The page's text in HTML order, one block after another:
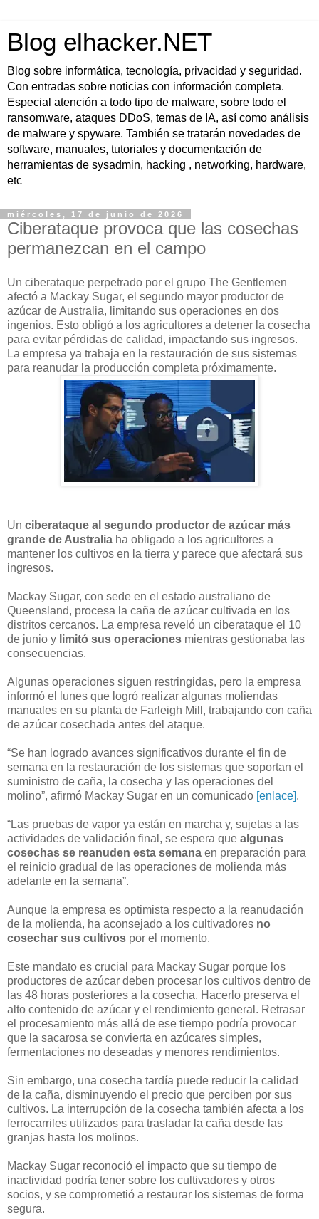
Blog elhacker.NET
Blog sobre informática, tecnología, privacidad y seguridad.
Con entradas sobre noticias con información completa.
Especial atención a todo tipo de malware, sobre todo el
ransomware, ataques DDoS, temas de IA, así como análisis
de malware y spyware. También se tratarán novedades de
software, manuales, tutoriales y documentación de
herramientas de sysadmin, hacking , networking, hardware,
etc
miércoles, 17 de junio de 2026
Ciberataque provoca que las cosechas
permanezcan en el campo
Un ciberataque perpetrado por el grupo The Gentlemen
afectó a Mackay Sugar, el segundo mayor productor de
azúcar de Australia, limitando sus operaciones en dos
ingenios. Esto obligó a los agricultores a detener la cosecha
para evitar pérdidas de calidad, impactando sus ingresos.
La empresa ya trabaja en la restauración de sus sistemas
para reanudar la producción completa próximamente.
Un ciberataque al segundo productor de azúcar más
grande de Australia ha obligado a los agricultores a
mantener los cultivos en la tierra y parece que afectará sus
ingresos.
Mackay Sugar, con sede en el estado australiano de
Queensland, procesa la caña de azúcar cultivada en los
distritos cercanos. La empresa reveló un ciberataque el 10
de junio y limitó sus operaciones mientras gestionaba las
consecuencias.
Algunas operaciones siguen restringidas, pero la empresa
informó el lunes que logró realizar algunas moliendas
manuales en su planta de Farleigh Mill, trabajando con caña
de azúcar cosechada antes del ataque.
“Se han logrado avances significativos durante el fin de
semana en la restauración de los sistemas que soportan el
suministro de caña, la cosecha y las operaciones del
molino”, afirmó Mackay Sugar en un comunicado [enlace].
“Las pruebas de vapor ya están en marcha y, sujetas a las
actividades de validación final, se espera que algunas
cosechas se reanuden esta semana en preparación para
el reinicio gradual de las operaciones de molienda más
adelante en la semana”.
Aunque la empresa es optimista respecto a la reanudación
de la molienda, ha aconsejado a los cultivadores no
cosechar sus cultivos por el momento.
Este mandato es crucial para Mackay Sugar porque los
productores de azúcar deben procesar los cultivos dentro de
las 48 horas posteriores a la cosecha. Hacerlo preserva el
alto contenido de azúcar y el rendimiento general. Retrasar
el procesamiento más allá de ese tiempo podría provocar
que la sacarosa se convierta en azúcares simples,
fermentaciones no deseadas y menores rendimientos.
Sin embargo, una cosecha tardía puede reducir la calidad
de la caña, disminuyendo el precio que perciben por sus
cultivos. La interrupción de la cosecha también afecta a los
ferrocarriles utilizados para trasladar la caña desde las
granjas hasta los molinos.
Mackay Sugar reconoció el impacto que su tiempo de
inactividad podría tener sobre los cultivadores y otros
socios, y se comprometió a restaurar los sistemas de forma
segura.